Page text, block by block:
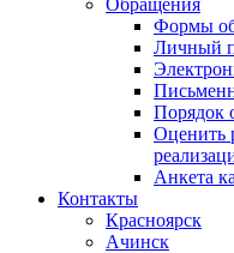
Формы
Личный
Порядок
Оценить
Анкета
Контакты
Красноярск
Ачинск